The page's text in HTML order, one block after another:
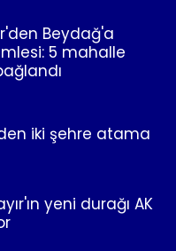
Beydağ'a
5 mahalle
iki şehre atama
yeni durağı AK